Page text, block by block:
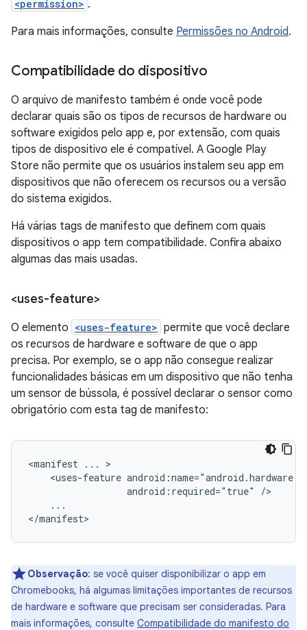
<permission> .
Para mais informações, consulte Permissões no Android.
Compatibilidade do dispositivo
O arquivo de manifesto também é onde você pode
declarar quais são os tipos de recursos de hardware ou
software exigidos pelo app e, por extensão, com quais
tipos de dispositivo ele é compatível. A Google Play
Store não permite que os usuários instalem seu app em
dispositivos que não oferecem os recursos ou a versão
do sistema exigidos.
Há várias tags de manifesto que definem com quais
dispositivos o app tem compatibilidade. Confira abaixo
algumas das mais usadas.
<uses-feature>
O elemento <uses-feature> permite que você declare
os recursos de hardware e software de que o app
precisa. Por exemplo, se o app não consegue realizar
funcionalidades básicas em um dispositivo que não tenha
um sensor de bússola, é possível declarar o sensor como
obrigatório com esta tag de manifesto:
<manifest ...
<uses-feature
android:required="true"
...
</manifest>
Observação: se você quiser disponibilizar o app em
Chromebooks, há algumas limitações importantes de recursos
de hardware e software que precisam ser consideradas. Para
mais informações, consulte Compatibilidade do manifesto do